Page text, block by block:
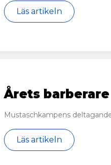
Läs artikeln
Årets barberare
Mustaschkampens
Läs artikeln